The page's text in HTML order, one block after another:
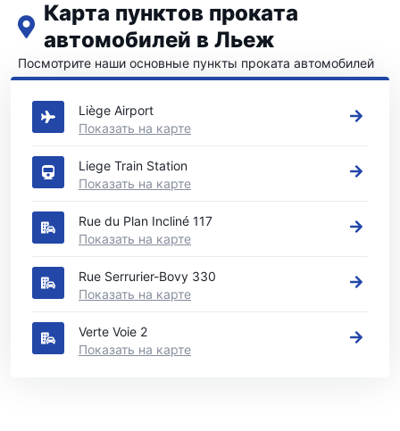
Карта пунктов проката
автомобилей в Льеж
Посмотрите наши основные пункты проката автомобилей
в Льеж
Liège Airport
Показать на карте
Liege Train Station
Показать на карте
Rue du Plan Incliné 117
Показать на карте
Rue Serrurier-Bovy 330
Показать на карте
Verte Voie 2
Показать на карте